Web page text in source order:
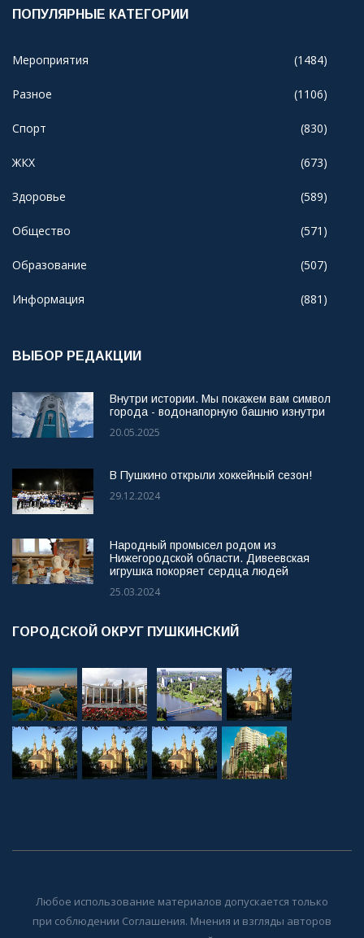
ПОПУЛЯРНЫЕ КАТЕГОРИИ
Мероприятия (1484)
Разное (1106)
Спорт (830)
ЖКХ (673)
Здоровье (589)
Общество (571)
Образование (507)
Информация (881)
ВЫБОР РЕДАКЦИИ
Внутри истории. Мы покажем вам символ
города - водонапорную башню изнутри
20.05.2025
В Пушкино открыли хоккейный сезон!
29.12.2024
Народный промысел родом из
Нижегородской области. Дивеевская
игрушка покоряет сердца людей
25.03.2024
ГОРОДСКОЙ ОКРУГ ПУШКИНСКИЙ
Любое использование материалов допускается только
при соблюдении Соглашения. Мнения и взгляды авторов